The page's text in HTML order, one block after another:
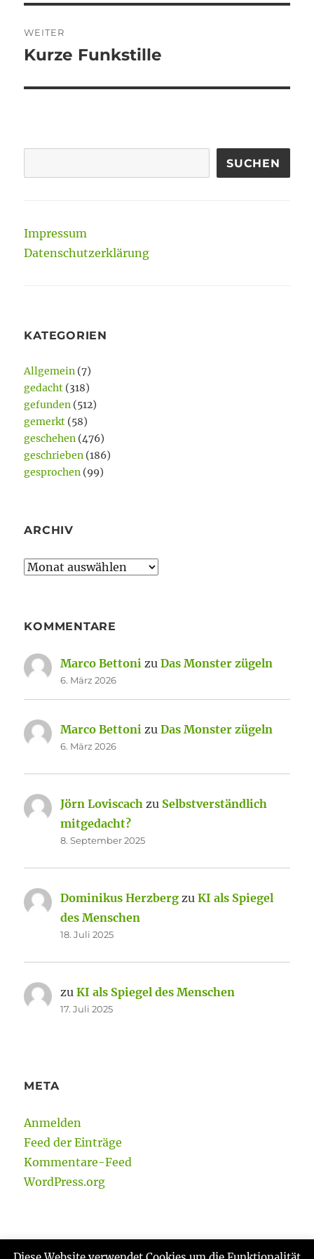
WEITER
Nächster
Kurze Funkstille
SUCHEN
Impressum
Datenschutzerklärung
KATEGORIEN
Allgemein (7)
gedacht (318)
gefunden (512)
gemerkt (58)
geschehen (476)
geschrieben (186)
gesprochen (99)
ARCHIV
Archiv
KOMMENTARE
Marco Bettoni zuDas Monster zügeln
6. März 2026
Marco Bettoni zuDas Monster zügeln
6. März 2026
Jörn Loviscach zu Selbstverständlich
mitgedacht?
8. September 2025
Dominikus Herzberg zuKI als Spiegel
des Menschen
18. Juli 2025
zuKI als Spiegel des Menschen
17. Juli 2025
META
Anmelden
Feed der Einträge
Kommentare-Feed
WordPress.org